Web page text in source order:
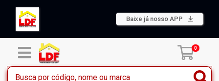
Baixe já nosso APP
0